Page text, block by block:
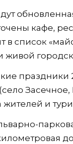
кафе,
в список
живой
праздники
и